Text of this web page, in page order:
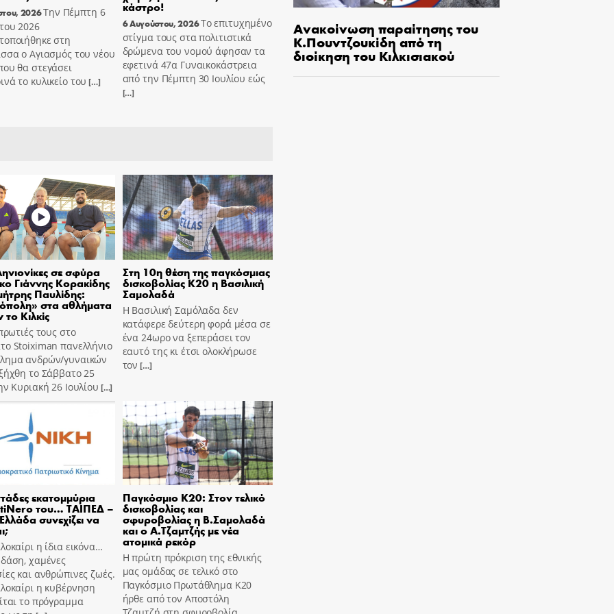
2026Την Πέμπτη 6
2026
στη
ο Αγιασμός του νέου
θα στεγάσει
το κυλικείο του […]
κάστρο!
6 Αυγούστου, 2026Το επιτυχημένο
στίγμα τους στα πολιτιστικά
δρώμενα του νομού άφησαν τα
εφετινά 47α Γυναικοκάστρεια
από την Πέμπτη 30 Ιουλίου εώς
[…]
σε σφύρα
Γιάννης Κορακίδης
Παυλίδης:
στα αθλήματα
Κιλκίς
τους στο
Stoiximan πανελλήνιο
ανδρών/γυναικών
το Σάββατο 25
Κυριακή 26 Ιουλίου […]
Στη 10η θέση της παγκόσμιας
δισκοβολίας Κ20 η Βασιλική
Σαμολαδά
Η Βασιλική Σαμόλαδα δεν
κατάφερε δεύτερη φορά μέσα σε
ένα 24ωρο να ξεπεράσει τον
εαυτό της κι έτσι ολοκλήρωσε
τον […]
εκατομμύρια
του… ΤΑΙΠΕΔ –
συνεχίζει να
η ίδια εικόνα…
χαμένες
και ανθρώπινες ζωές.
η κυβέρνηση
το πρόγραμμα
Παγκόσμιο Κ20: Στον τελικό
δισκοβολίας και
σφυροβολίας η Β.Σαμολαδά
και ο Α.Τζαμτζής με νέα
ατομικά ρεκόρ
Η πρώτη πρόκριση της εθνικής
μας ομάδας σε τελικό στο
Παγκόσμιο Πρωτάθλημα Κ20
ήρθε από τον Αποστόλη
Ανακοίνωση παραίτησης του
Κ.Πουντζουκίδη από τη
διοίκηση του Κιλκισιακού